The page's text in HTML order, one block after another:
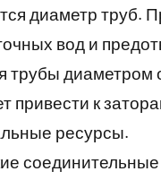
диаметр труб.
вод и
трубы диаметром
привести к
ресурсы.